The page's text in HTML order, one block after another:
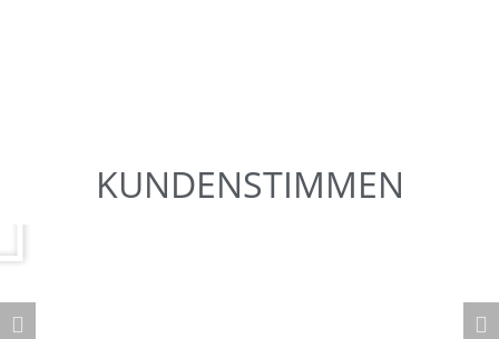
KUNDENSTIMMEN